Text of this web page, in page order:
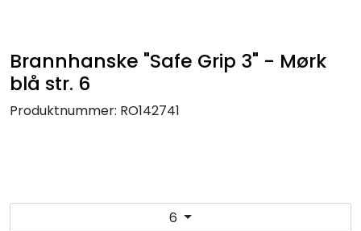
Brannhanske "Safe Grip 3" - Mørk
blå str. 6
Produktnummer: RO142741
6